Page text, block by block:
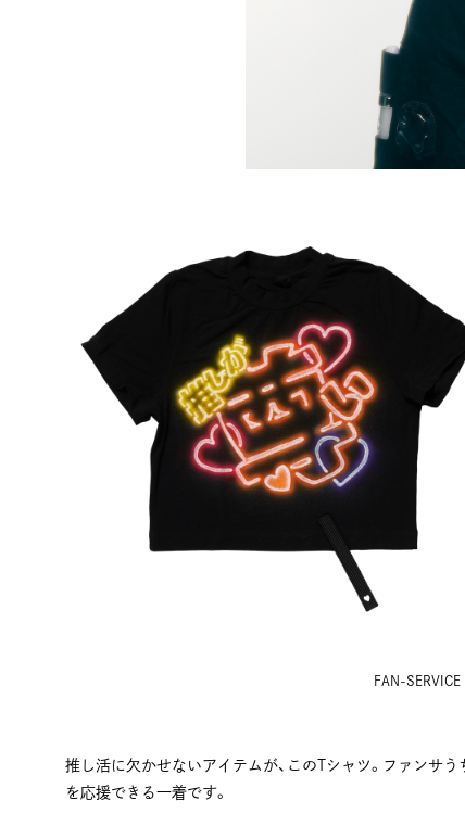
FAN-
推し活に欠かせないアイテムが、このTシャツ。ファンサ
を応援できる一着です。